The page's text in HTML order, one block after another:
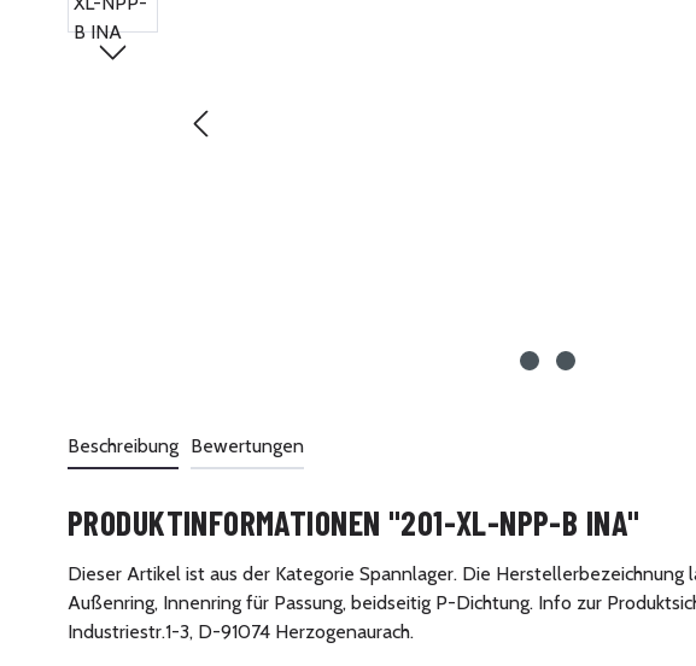
Beschreibung Bewertungen
PRODUKTINFORMATIONEN "201-XL-NPP-B INA"
Dieser Artikel ist aus der Kategorie Spannlager. Die
Außenring, Innenring für Passung, beidseitig P-Dichtung. Info zur
Industriestr.1-3, D-91074 Herzogenaurach.